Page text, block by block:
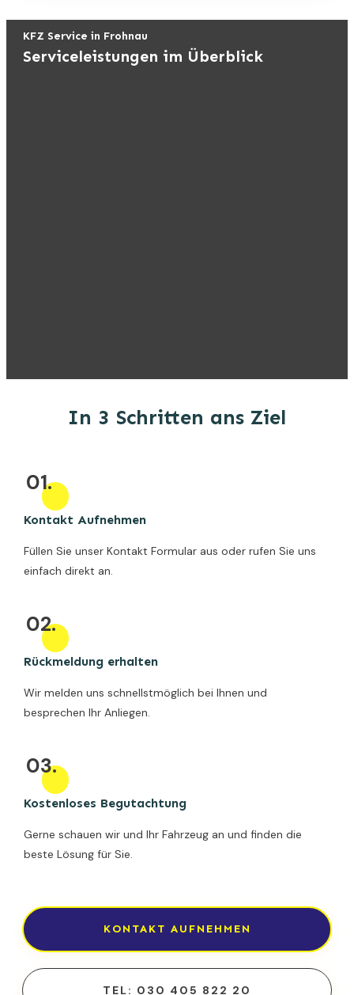
KFZ Service in Frohnau
Serviceleistungen im Überblick
In 3 Schritten ans Ziel
01.
Kontakt Aufnehmen
Füllen Sie unser Kontakt Formular aus oder rufen Sie uns
einfach direkt an.
02.
Rückmeldung erhalten
Wir melden uns schnellstmöglich bei Ihnen und
besprechen Ihr Anliegen.
03.
Kostenloses Begutachtung
Gerne schauen wir und Ihr Fahrzeug an und finden die
beste Lösung für Sie.
KONTAKT AUFNEHMEN
TEL: 030 405 822 20